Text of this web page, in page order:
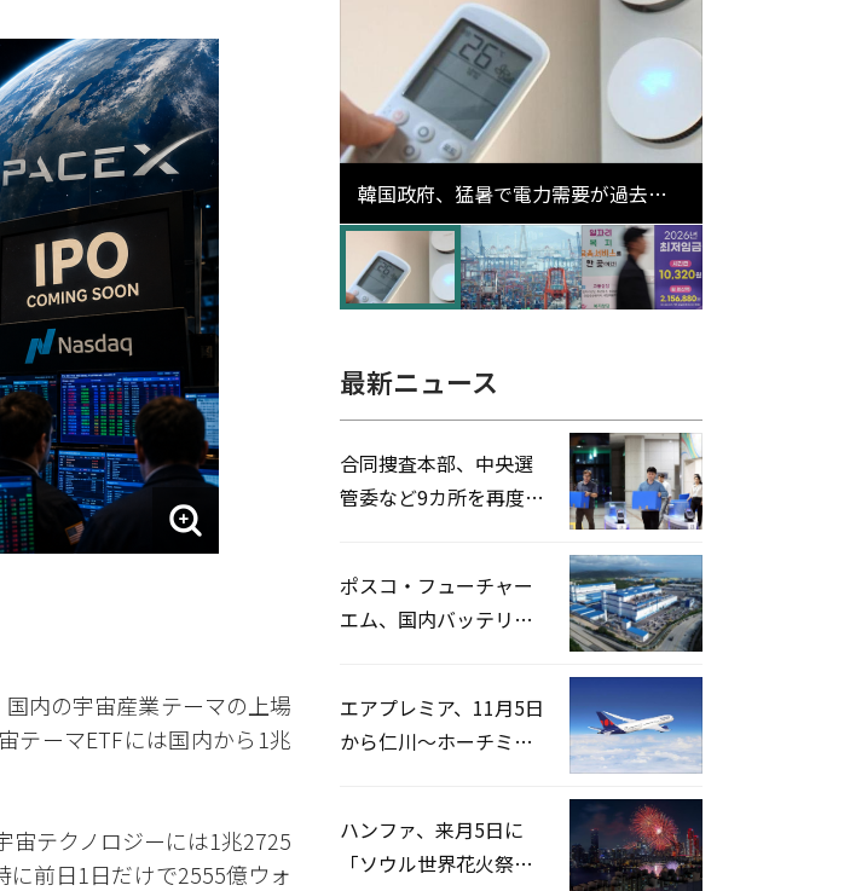
内の宇宙産業テーマの上場
テーマETFには国内から1兆
宙テクノロジーには1兆2725
前日1日だけで2555億ウォ
韓国政府、猛暑で電力需要が過去最
高更新の可能性に需給対応体制を点
検
最新ニュース
合同捜査本部、中央選
管委など9カ所を再度家
ポスコ・フューチャー
エム、国内バッテリー
エアプレミア、11月5日
から仁川〜ホーチミン
ハンファ、来月5日に
「ソウル世界花火祭り